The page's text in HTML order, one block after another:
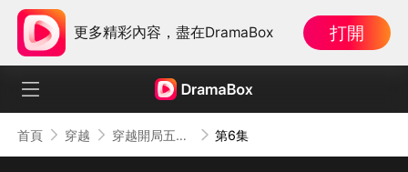
更多精彩內容，盡在DramaBox 打開
首頁 穿越 穿越開局五個閨女，女帝排隊認親 第6集